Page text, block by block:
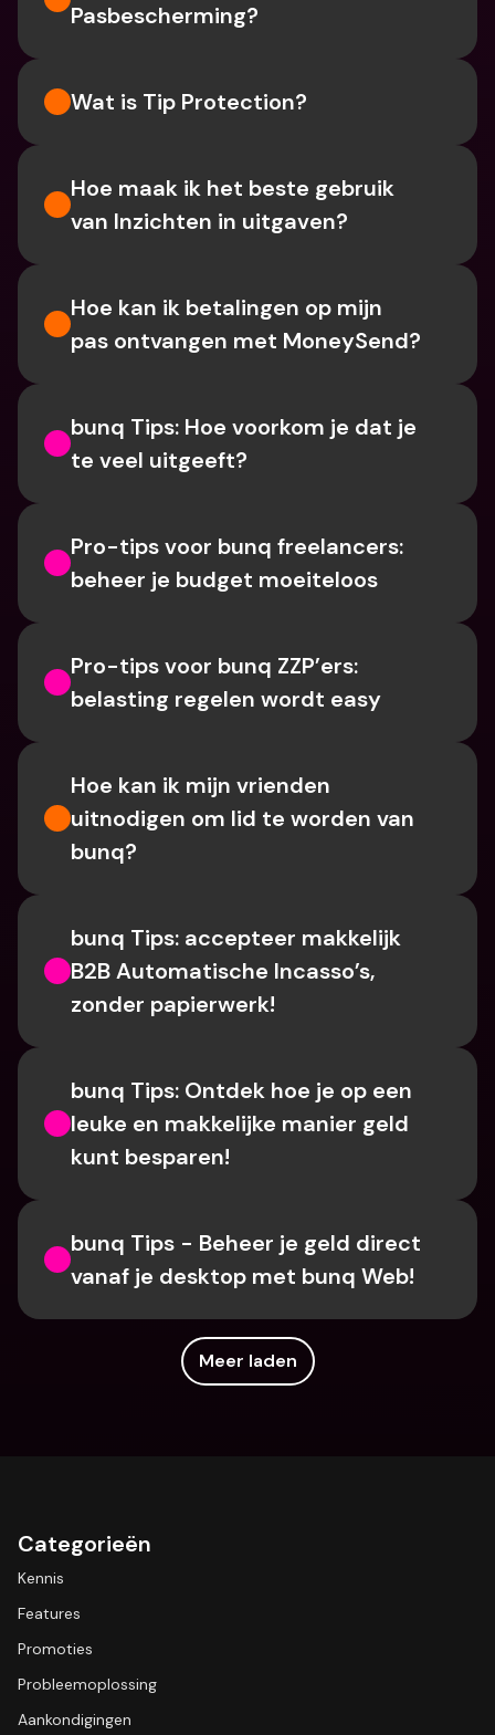
Pasbescherming?
Wat is Tip Protection?
Hoe maak ik het beste gebruik
van Inzichten in uitgaven?
Hoe kan ik betalingen op mijn
pas ontvangen met MoneySend?
bunq Tips: Hoe voorkom je dat je
te veel uitgeeft?
Pro-tips voor bunq freelancers:
beheer je budget moeiteloos
Pro-tips voor bunq ZZP’ers:
belasting regelen wordt easy
Hoe kan ik mijn vrienden
uitnodigen om lid te worden van
bunq?
bunq Tips: accepteer makkelijk
B2B Automatische Incasso’s,
zonder papierwerk!
bunq Tips: Ontdek hoe je op een
leuke en makkelijke manier geld
kunt besparen!
bunq Tips - Beheer je geld direct
vanaf je desktop met bunq Web!
Meer laden
Categorieën
Kennis
Features
Promoties
Probleemoplossing
Aankondigingen